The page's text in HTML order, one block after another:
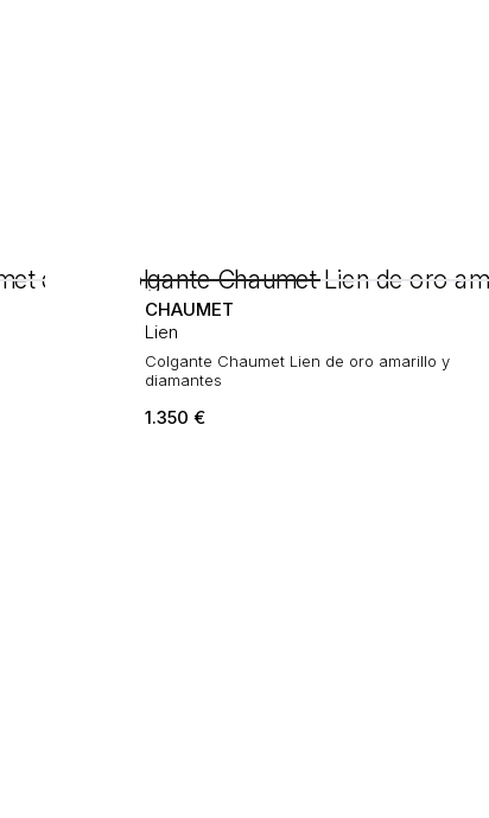
CHAUMET
Lien
Colgante Chaumet Lien de oro amarillo y
diamantes
1.350 €